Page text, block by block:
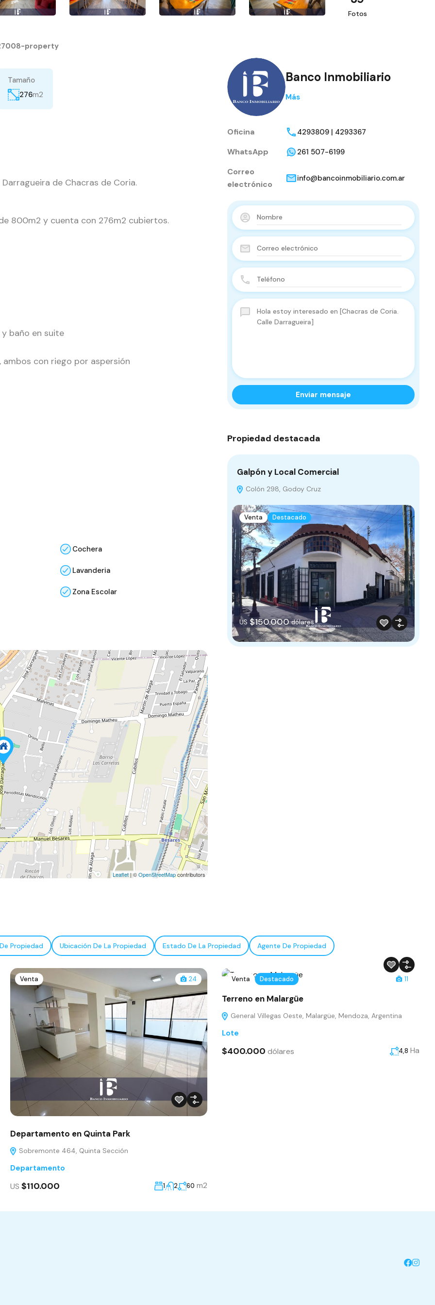
Fotos
property
Tamaño
276m2
de Chacras de Coria.
800m2 y cuenta con 276m2 cubiertos.
baño en suite
con riego por aspersión
Cochera
Lavanderia
Zona Escolar
Leaflet | ©OpenStreetMapcontributors
Banco Inmobiliario
Más
Oficina 4293809 | 4293367
WhatsApp 261 507-6199
Correo
electrónico
info@bancoinmobiliario.com.ar
Enviar mensaje
Propiedad destacada
Galpón y Local Comercial
Colón 298, Godoy Cruz
Venta Destacado
US $150.000 dólares
Propiedad Ubicación De La Propiedad Estado De La Propiedad Agente De Propiedad
Venta 24
Departamento en Quinta Park
Sobremonte 464, Quinta Sección
Departamento
US $110.000 1 2 60 m2
Venta Destacado 11
Terreno en Malargüe
General Villegas Oeste, Malargüe, Mendoza, Argentina
Lote
$400.000 dólares 4,8 Ha